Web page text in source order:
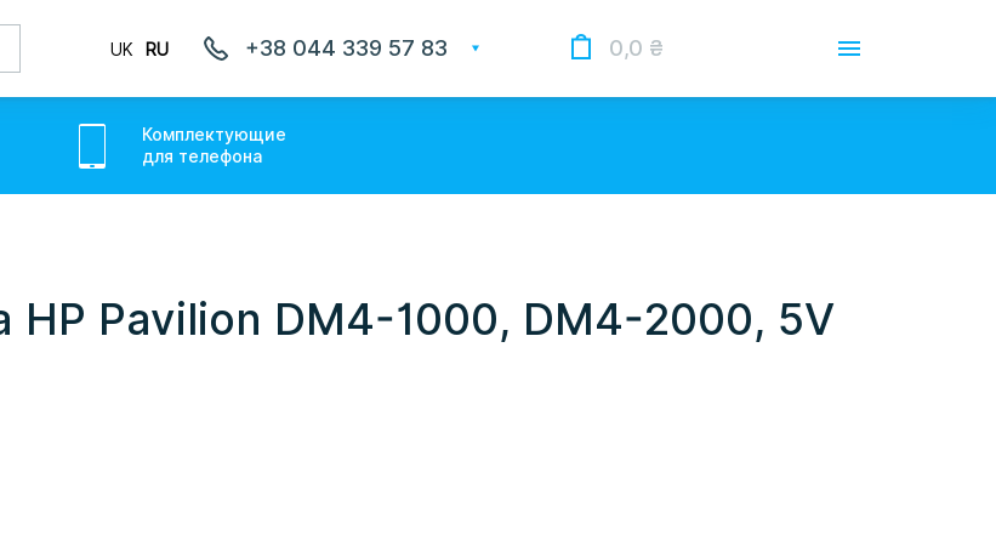
UK RU +38 044 339 57 83 0,0 ₴
Доставка
Оплата
О магазине
Комплектующие
для телефона
HP Pavilion DM4-1000, DM4-2000, 5V